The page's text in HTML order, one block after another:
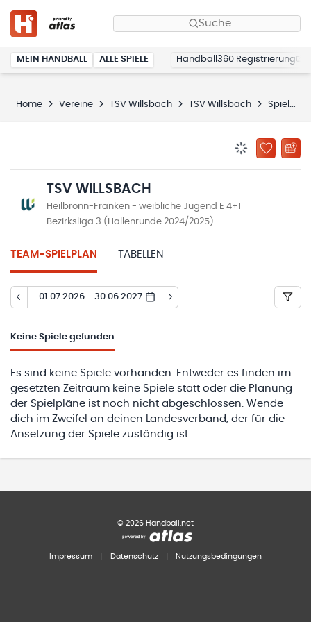
Suche
MEIN HANDBALL ALLE SPIELE Handball360 Registrierung
Home Vereine TSV Willsbach TSV Willsbach Spielplan
ZU
TSV WILLSBACH
Heilbronn-Franken - weibliche Jugend E 4+1
Bezirksliga 3 (Hallenrunde 2024/2025)
TEAM-SPIELPLAN TABELLEN
01.07.2026 - 30.06.2027
Keine Spiele gefunden
Es sind keine Spiele vorhanden. Entweder es finden im
gesetzten Zeitraum keine Spiele statt oder die Planung
der Spielpläne ist noch nicht abgeschlossen. Wende
dich im Zweifel an deinen Landesverband, der für die
Ansetzung der Spiele zuständig ist.
© 2026 Handball.net
Impressum Datenschutz Nutzungsbedingungen